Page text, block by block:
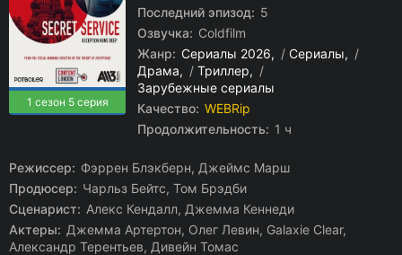
1 сезон 5 серия
Последний эпизод: 5
Озвучка: Coldfilm
Жанр: Сериалы 2026 / Сериалы
/
Драма
/ Триллер
/
Зарубежные сериалы
Качество: WEBRip
Продолжительность: 1 ч
Режиссер: Фэррен Блэкберн, Джеймс Марш
Продюсер: Чарльз Бейтс, Том Брэдби
Сценарист: Алекс Кендалл, Джемма Кеннеди
Актеры: Джемма Артертон, Олег Левин, Galaxie Clear,
Александр Терентьев, Дивейн Томас